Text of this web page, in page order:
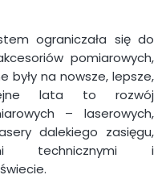
ograniczała się do
pomiarowych,
były na nowsze, lepsze,
lata to rozwój
– laserowych,
dalekiego zasięgu,
technicznymi i